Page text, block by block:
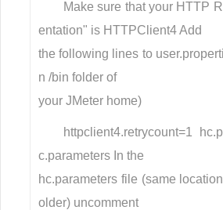
Make sure that your HTTP
entation" is HTTPClient4 Add
the following lines to
n /bin folder of
your JMeter home)
httpclient4.retrycount=1
c.parameters In the
hc.parameters file (same
older) uncomment